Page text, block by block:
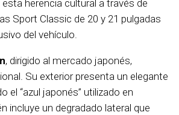
herencia cultural a través de
Sport Classic de 20 y 21 pulgadas
del vehículo.
, dirigido al mercado japonés,
Su exterior presenta un elegante
el “azul japonés” utilizado en
incluye un degradado lateral que